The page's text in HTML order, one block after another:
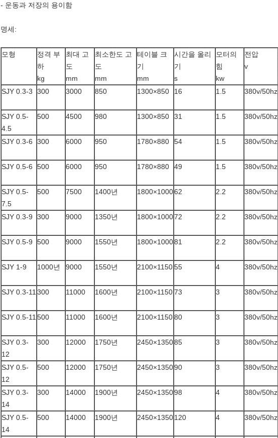
- 운동과 저장의 용이함
명세:
모형
정격 부
하
kg
최대 고
도
mm
최소한도 고
도
mm
테이블 크
기
mm
시간을 올리
기
s
모터의
힘
kw
전압
v
SJY 0.3-3 300 3000 850 1300×850 16 1.5 380v/50hz
SJY 0.5-
4.5
500 4500 980 1300×850 31 1.5 380v/50hz
SJY 0.3-6
300 6000 950 1780×880 54 1.5 380v/50hz
SJY 0.5-6
500 6000 950 1780×880 49 1.5 380v/50hz
SJY 0.5-
7.5
500 7500 1400년 1800×100062 2.2 380v/50hz
SJY 0.3-9
300 9000 1350년 1800×100072 2.2 380v/50hz
SJY 0.5-9
500 9000 1550년 1800×100081 2.2 380v/50hz
SJY 1-9
1000년 9000 1550년 2100×115055 4 380v/50hz
SJY 0.3-11 300 11000 1600년 2100×115073 3 380v/50hz
SJY 0.5-11 500 11000 1600년 2100×115080 3 380v/50hz
SJY 0.3-
12
300 12000 1750년 2450×135085 3 380v/50hz
SJY 0.5-
12
500 12000 1750년 2450×135090 3 380v/50hz
SJY 0.3-
14
300 14000 1900년 2450×135098 4 380v/50hz
SJY 0.5-
14
500 14000 1900년 2450×1350120 4 380v/50hz